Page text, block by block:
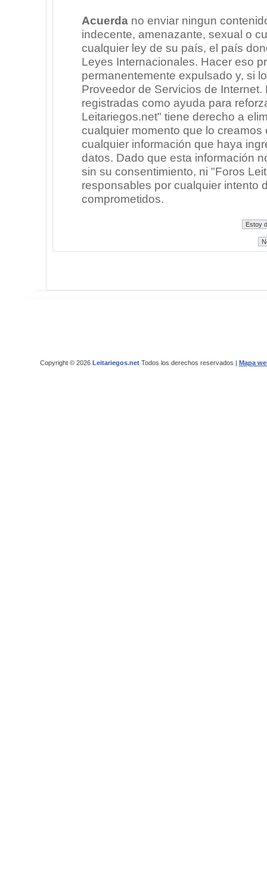
Acuerdano enviar ningun
indecente, amenazante, sexual o
cualquier ley de su país, el país
Leyes Internacionales. Hacer eso
permanentemente expulsado y, si
Proveedor de Servicios de
registradas como ayuda para
Leitariegos.net" tiene derecho a
cualquier momento que lo
cualquier información que haya
datos. Dado que esta información
sin su consentimiento, ni "Foros
responsables por cualquier intento
comprometidos.
Copyright © 2026 Leitariegos.netTodos los derechos reservados | Mapa